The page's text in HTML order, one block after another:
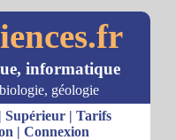
informatique
géologie
Supérieur| Tarifs
| Connexion